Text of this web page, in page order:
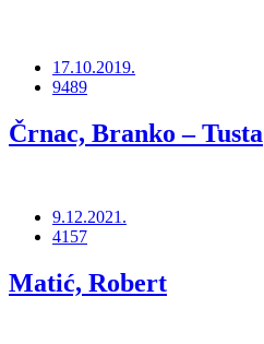
17.10.2019.
9489
Črnac, Branko – Tusta
9.12.2021.
4157
Matić, Robert